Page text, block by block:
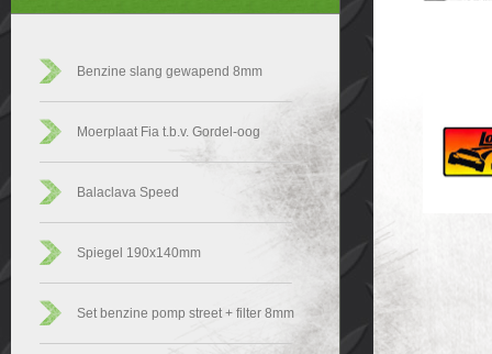
Benzine slang gewapend 8mm
Moerplaat Fia t.b.v. Gordel-oog
Balaclava Speed
Spiegel 190x140mm
Set benzine pomp street + filter 8mm